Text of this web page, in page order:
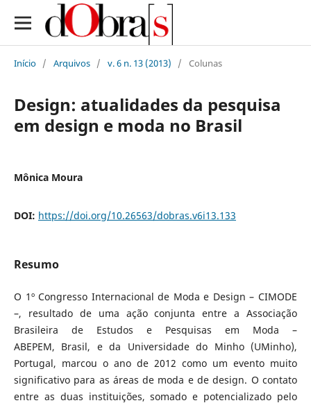
Início / Arquivos / v. 6 n. 13 (2013) / Colunas
Design: atualidades da pesquisa
em design e moda no Brasil
Mônica Moura
DOI: https://doi.org/10.26563/dobras.v6i13.133
Resumo
O 1º Congresso Internacional de Moda e Design – CIMODE
–, resultado de uma ação conjunta entre a Associação
Brasileira de Estudos e Pesquisas em Moda –
ABEPEM, Brasil, e da Universidade do Minho (UMinho),
Portugal, marcou o ano de 2012 como um evento muito
significativo para as áreas de moda e de design. O contato
entre as duas instituições, somado e potencializado pelo